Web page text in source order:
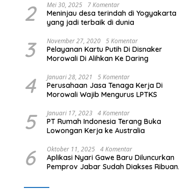
2 Mei 30, 2025 7 Komentar
Meninjau desa terindah di Yogyakarta
yang jadi terbaik di dunia
3 November 27, 2020 5 Komentar
Pelayanan Kartu Putih Di Disnaker
Morowali Di Alihkan Ke Daring
4 Januari 28, 2021 5 Komentar
Perusahaan Jasa Tenaga Kerja Di
Morowali Wajib Mengurus LPTKS
5 Januari 17, 2023 4 Komentar
PT Rumah Indonesia Terang Buka
Lowongan Kerja ke Australia
6 Oktober 11, 2025 4 Komentar
Aplikasi Nyari Gawe Baru Diluncurkan
Pemprov Jabar Sudah Diakses Ribuan